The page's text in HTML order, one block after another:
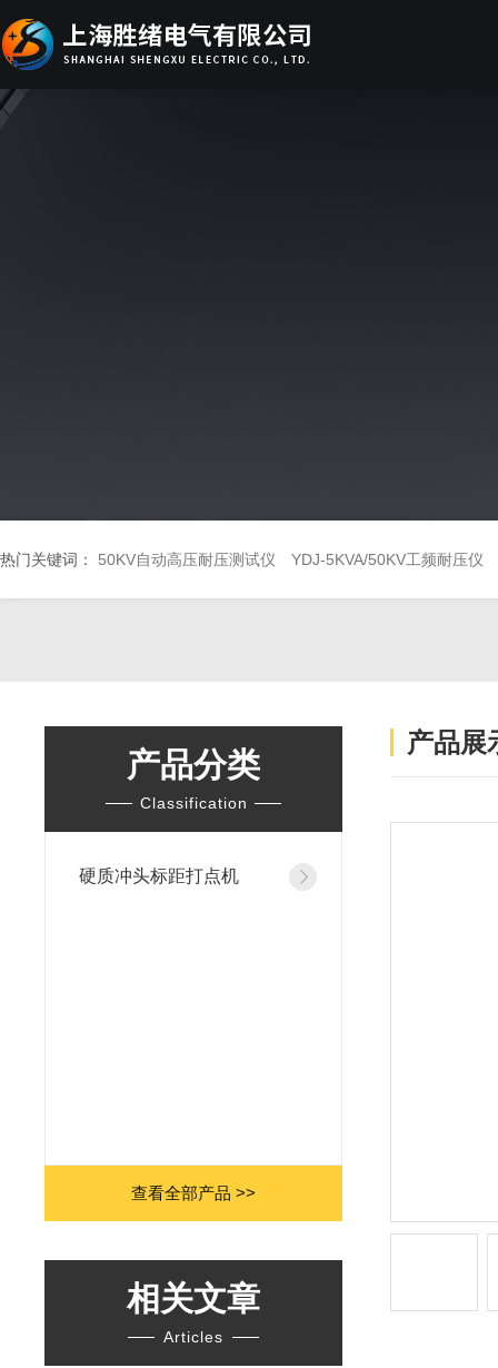
热门关键词： 50KV自动高压耐压测试仪 YDJ-5KVA/50KV工频耐压仪
产品分类
Classification
硬质冲头标距打点机
查看全部产品 >>
相关文章
Articles
产品展